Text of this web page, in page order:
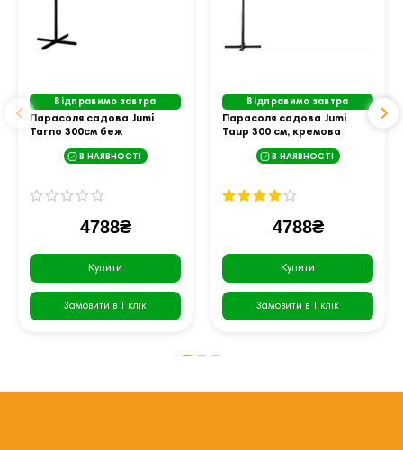
Відправимо завтра
Парасоля садова Jumi
Tarno 300см беж
В НАЯВНОСТІ
4788₴
Купити
Замовити в 1 клік
Відправимо завтра
Парасоля садова Jumi
Taup 300 см, кремова
В НАЯВНОСТІ
4788₴
Купити
Замовити в 1 клік